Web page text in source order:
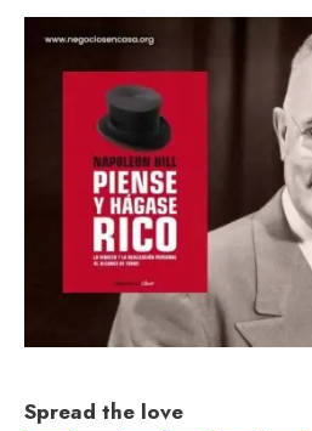
Spread the love